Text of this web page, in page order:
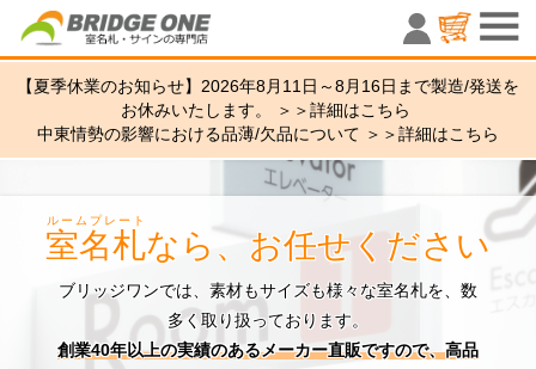
室名札・
【夏季休業のお知らせ】2026年8月11日～8月16日まで製造/発送を
お休みいたします。 ＞＞詳細はこちら
中東情勢の影響における品薄/欠品について ＞＞詳細はこちら
室名札
ルームプレート
なら、お任せください
ブリッジワンでは、素材もサイズも様々な室名札を、数
多く取り扱っております。
創業40年以上の実績のあるメーカー直販ですので、高品